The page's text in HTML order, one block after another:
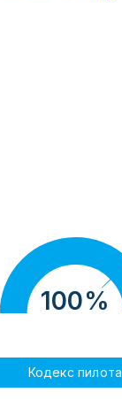
100%
Кодекс пилота